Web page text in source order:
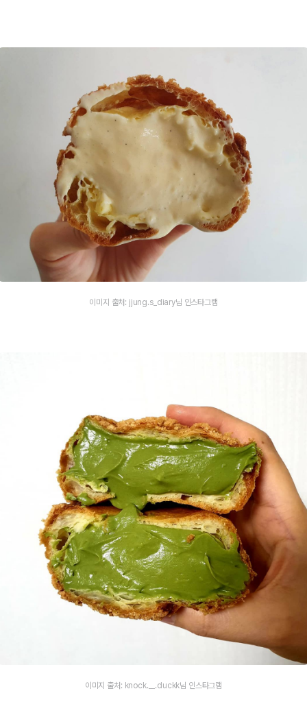
이미지 출처: jjung.s_diary님 인스타그램
이미지 출처: knock.__.duckk님 인스타그램